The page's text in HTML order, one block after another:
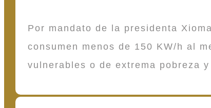
Por mandato de la presidenta
consumen menos de 150 KW/h al
vulnerables o de extrema pobreza